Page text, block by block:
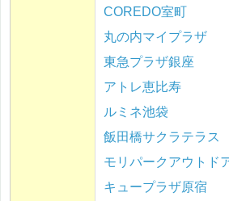
COREDO室町
丸の内マイプラザ
東急プラザ銀座
アトレ恵比寿
ルミネ池袋
飯田橋サクラテラス
モリパークアウトド
キュープラザ原宿